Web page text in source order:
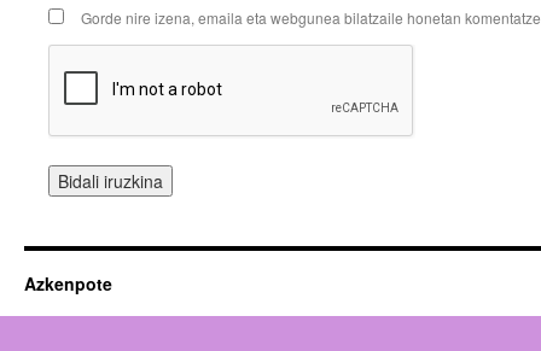
Gorde nire izena, emaila eta webgunea bilatzaile honetan
Azkenpote